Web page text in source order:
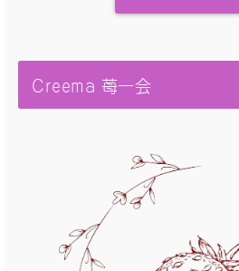
Creema 苺一会